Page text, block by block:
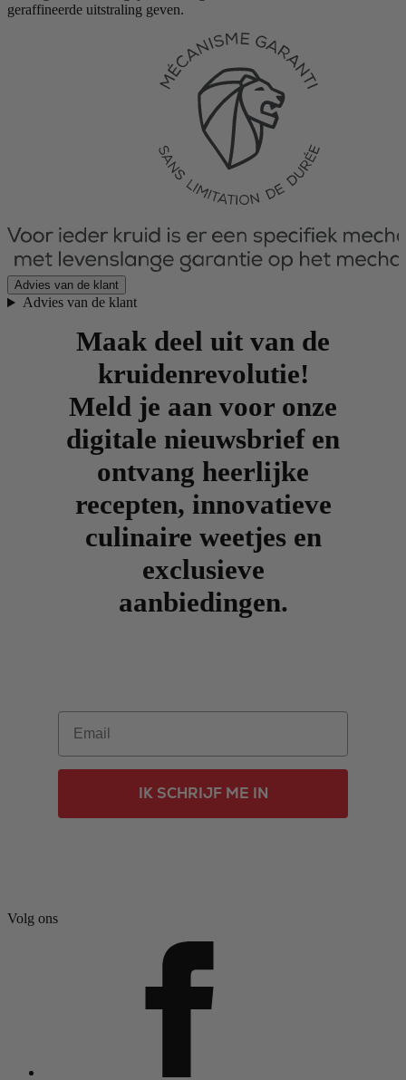
geraffineerde uitstraling geven.
Advies van de klant
Advies van de klant
Maak deel uit van de
kruidenrevolutie!
Meld je aan voor onze
digitale nieuwsbrief en
ontvang heerlijke
recepten, innovatieve
culinaire weetjes en
exclusieve
aanbiedingen.
Email
IK SCHRIJF ME IN
Volg ons